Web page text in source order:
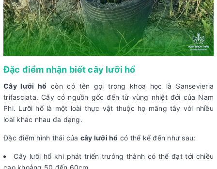
Đặc điểm nhận biết cây lưỡi hổ
Cây lưỡi hổ còn có tên gọi trong khoa học là Sansevieria
trifasciata. Cây có nguồn gốc đến từ vùng nhiệt đới của Nam
Phi. Lưỡi hổ là một loài thực vật thuộc họ măng tây với nhiều
loài khác nhau đa dạng.
Đặc điểm hình thái của cây lưỡi hổ có thể kể đến như sau:
Cây lưỡi hổ khi phát triển trưởng thành có thể đạt tới chiều